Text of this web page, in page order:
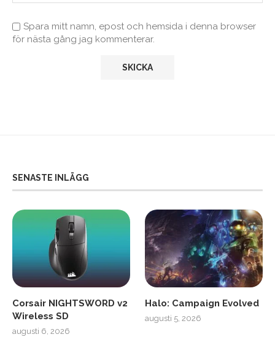
Spara mitt namn, epost och hemsida i denna browser
för nästa gång jag kommenterar.
SENASTE INLÄGG
Corsair NIGHTSWORD v2
Wireless SD
augusti 6, 2026
Halo: Campaign Evolved
augusti 5, 2026